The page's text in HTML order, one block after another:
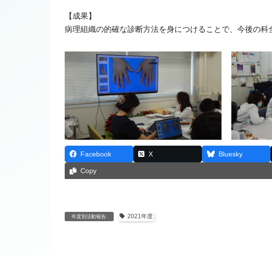
【成果】
病理組織の的確な診断方法を身につけることで、今後の
Facebook X Bluesky
Copy
年度別活動報告: 2021年度